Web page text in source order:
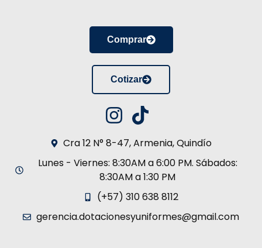
Comprar
Cotizar
Cra 12 N° 8-47, Armenia, Quindío
Lunes - Viernes: 8:30AM a 6:00 PM. Sábados:
8:30AM a 1:30 PM
(+57) 310 638 8112
gerencia.dotacionesyuniformes@gmail.com